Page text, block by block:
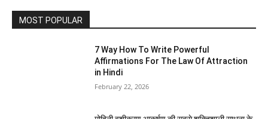
MOST POPULAR
7 Way How To Write Powerful
Affirmations For The Law Of Attraction
in Hindi
February 22, 2026